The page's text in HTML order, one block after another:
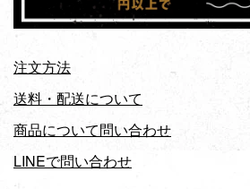
注文方法
送料・配送について
商品について問い合わせ
LINEで問い合わせ